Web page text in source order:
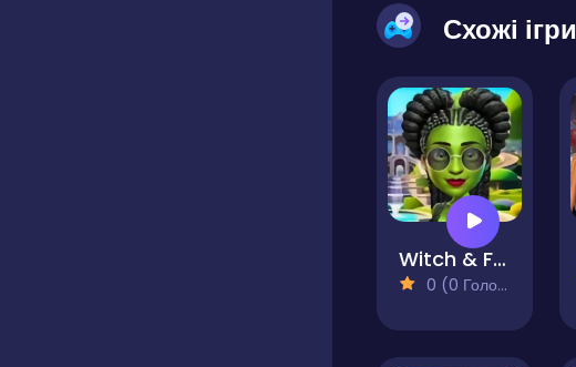
Схожі ігри
Witch & Fairy BFF
0 (0 Голосів)